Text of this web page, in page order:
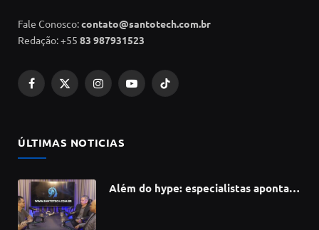
Fale Conosco:contato@santotech.com.br
Redação: +55 83 987931523
Facebook
X
InstagramYouTubeTikTok
ÚLTIMAS NOTICIAS
Além do hype: especialistas apontam